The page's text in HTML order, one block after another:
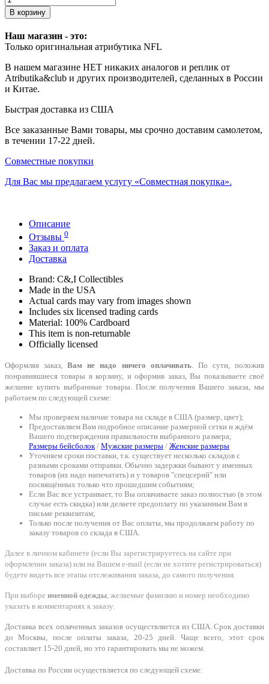
В корзину
Наш магазин - это:
Только оригинальная атрибутика NFL
В нашем магазине НЕТ никаких аналогов и реплик от
Atributika&club и других производителей, сделанных в России
и Китае.
Быстрая доставка из США
Все заказанные Вами товары, мы срочно доставим самолетом,
в течении 17-22 дней.
Совместные покупки
Для Вас мы предлагаем услугу «Совместная покупка».
Описание
Отзывы 0
Заказ и оплата
Доставка
Brand: C&,I Collectibles
Made in the USA
Actual cards may vary from images shown
Includes six licensed trading cards
Material: 100% Cardboard
This item is non-returnable
Officially licensed
Оформляя заказ,Вам не надо ничего оплачивать. По сути, положив
понравившиеся товары в корзину, и оформив заказ, Вы показываете своё
желание купить выбранные товары. После получения Вашего заказа, мы
работаем по следующей схеме:
Мы проверяем наличие товара на складе в США (размер, цвет);
Предоставляем Вам подробное описание размерной сетки и ждём
Вашего подтверждения правильности выбранного размера;
Размеры бейсболок/ Мужские размеры / Женские размеры
Уточняем сроки поставки, т.к. существует несколько складов с
разными сроками отправки. Обычно задержки бывают у именных
товаров (их надо напечатать) и у товаров "спецсерий" или
посвящённых только что прошедшим событиям;
Если Вас все устраивает, то Вы оплачиваете заказ полностью (в этом
случае есть скидка) или делаете предоплату по указанным Вам в
письме реквизитам;
Только после получения от Вас оплаты, мы продолжаем работу по
заказу товаров со склада в США.
Далее в личном кабинете (если Вы зарегистрируетесь на сайте при
оформлении заказа) или на Вашем e-mail (если не хотите регистрироваться)
будете видеть все этапы отслеживания заказа, до самого получения.
При выборе именной одежды, желаемые фамилию и номер необходимо
указать в комментариях к заказу.
Доставка всех оплаченных заказов осуществляется из США. Срок доставки
до Москвы, после оплаты заказа, 20-25 дней. Чаще всего, этот срок
составляет 15-20 дней, но это гарантировать мы не можем.
Доставка по России осуществляется по следующей схеме: